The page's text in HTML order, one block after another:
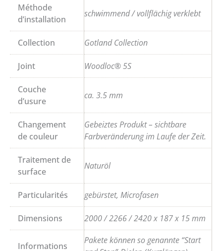
Méthode
d’installation
schwimmend / vollflächig verklebt
Collection Gotland Collection
Joint Woodloc® 5S
Couche
d’usure
ca. 3.5 mm
Changement
de couleur
Gebeiztes Produkt – sichtbare
Farbveränderung im Laufe der Zeit.
Traitement de
surface
Naturöl
Particularités gebürstet, Microfasen
Dimensions 2000 / 2266 / 2420 x 187 x 15 mm
Informations
Pakete können so genannte “Start